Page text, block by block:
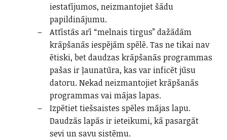
iestatījumos, neizmantojiet šādu
papildinājumu.
Attīstās arī “melnais tirgus” dažādām
krāpšanās iespējām spēlē. Tas ne tikai nav
ētiski, bet daudzas krāpšanās programmas
pašas ir ļaunatūra, kas var inficēt jūsu
datoru. Nekad neizmantojiet krāpšanās
programmas vai mājas lapas.
Izpētiet tiešsaistes spēles mājas lapu.
Daudzās lapās ir ieteikumi, kā pasargāt
sevi un savu sistēmu.